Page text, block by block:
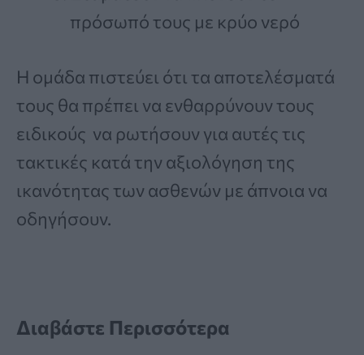
πρόσωπό τους με κρύο νερό
Η ομάδα πιστεύει ότι τα αποτελέσματά
τους θα πρέπει να ενθαρρύνουν τους
ειδικούς να ρωτήσουν για αυτές τις
τακτικές κατά την αξιολόγηση της
ικανότητας των ασθενών με άπνοια να
οδηγήσουν.
Διαβάστε Περισσότερα